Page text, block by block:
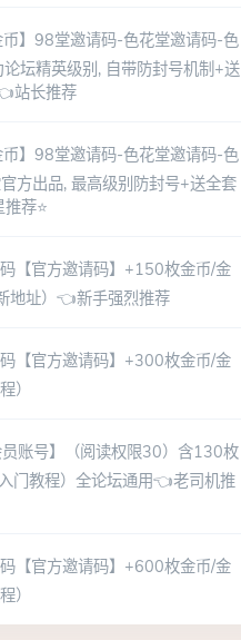
币】98堂邀请码-色花堂邀请码-色
坛精英级别, 自带防封号机制+送
站长推荐
币】98堂邀请码-色花堂邀请码-色
方出品, 最高级别防封号+送全套
荐⭐
【官方邀请码】+150枚金币/金
地址）👈新手强烈推荐
【官方邀请码】+300枚金币/金
）
账号】（阅读权限30）含130枚
门教程）全论坛通用👈老司机推
【官方邀请码】+600枚金币/金
）